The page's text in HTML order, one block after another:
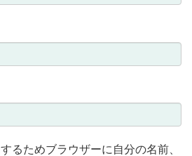
るためブラウザーに自分の名前、